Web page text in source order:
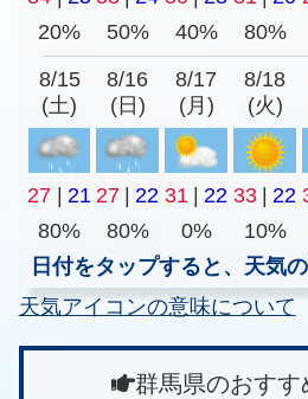
20%
50% 40% 80%
8/15
(土)
8/16
(日)
8/17
(月)
8/18
(火)
27 21 27 22 31 22 33 22
80%
80% 0% 10%
日付をタップすると、天気
天気アイコンの意味について
群馬県のおすす